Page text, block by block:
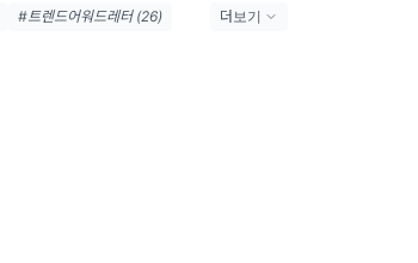
#트렌드어워드레터 (26)
더보기